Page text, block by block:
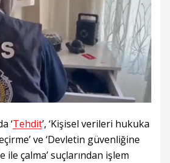
‘Tehdit’, ‘Kişisel verileri hukuka
ve ‘Devletin güvenliğine
çalma’ suçlarından işlem